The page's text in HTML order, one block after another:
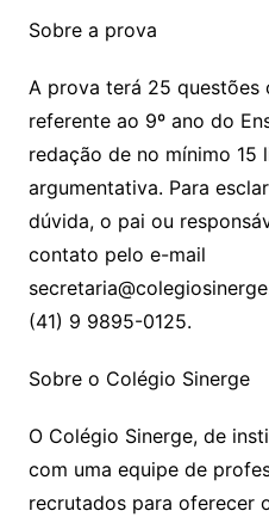
Sobre a prova
A prova terá 25 questões
referente ao 9º ano do
redação de no mínimo 15
argumentativa. Para
dúvida, o pai ou
contato pelo e-mail
(41) 9 9895-0125.
Sobre o Colégio Sinerge
O Colégio Sinerge, de
com uma equipe de
recrutados para oferecer